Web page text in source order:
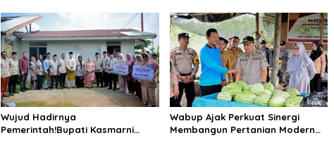
Pelaksanaan APBD Tahun
Anggaran 2025
Wujud Hadirnya
Pemerintah!Bupati Kasmarni
Wabup Ajak Perkuat Sinergi
Membangun Pertanian Modern